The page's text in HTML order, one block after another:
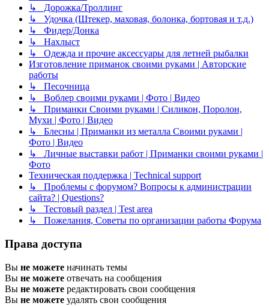
↳ Дорожка/Троллинг
↳ Удочка (Штекер, маховая, болонка, бортовая и т.д.)
↳ Фидер/Донка
↳ Нахлыст
↳ Одежда и прочие аксессуары для летней рыбалки
Изготовление приманок своими руками | Авторские
работы
↳ Песочница
↳ Воблер своими руками | Фото | Видео
↳ Приманки Своими руками | Силикон, Поролон,
Мухи | Фото | Видео
↳ Блесны | Приманки из металла Своими руками |
Фото | Видео
↳ Личные выставки работ | Приманки своими руками |
Фото
Техническая поддержка | Technical support
↳ Проблемы с форумом? Вопросы к администрации
сайта? | Questions?
↳ Тестовый раздел | Test area
↳ Пожелания, Советы по организации работы Форума
Права доступа
Вы не можете начинать темы
Вы не можете отвечать на сообщения
Вы не можете редактировать свои сообщения
Вы не можете удалять свои сообщения